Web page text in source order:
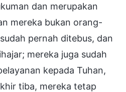
dan merupakan
mereka bukan orang-
pernah ditebus, dan
mereka juga sudah
kepada Tuhan,
tiba, mereka tetap